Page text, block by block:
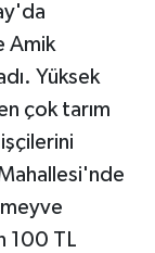
Amik
Yüksek
çok tarım
100 TL